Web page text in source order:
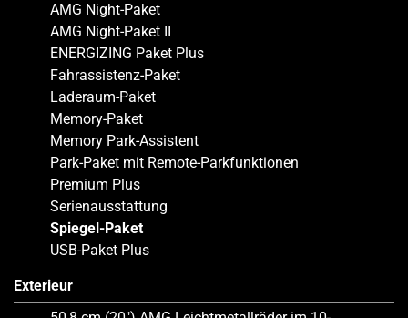
AMG Night-Paket
AMG Night-Paket II
ENERGIZING Paket Plus
Fahrassistenz-Paket
Laderaum-Paket
Memory-Paket
Memory Park-Assistent
Park-Paket mit Remote-Parkfunktionen
Premium Plus
Serienausstattung
Spiegel-Paket
USB-Paket Plus
Exterieur